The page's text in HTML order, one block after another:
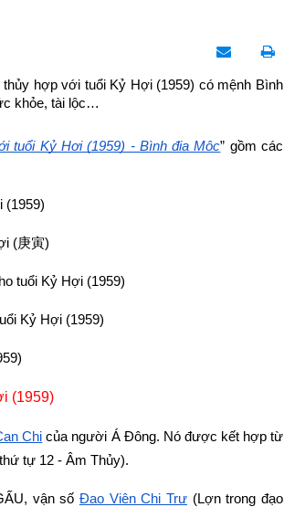
thủy hợp với tuổi Kỷ Hợi (1959) có mệnh Bình
khỏe, tài lộc…
tuổi Kỷ Hợi (1959) - Bình địa Mộc” gồm các
(1959)
(庚寅)
tuổi Kỷ Hợi (1959)
Kỷ Hợi (1959)
(1959)
Chi của người Á Đông. Nó được kết hợp từ
tự 12 - Âm Thủy).
vận số Đạo Viện Chi Trư (Lợn trong đạo